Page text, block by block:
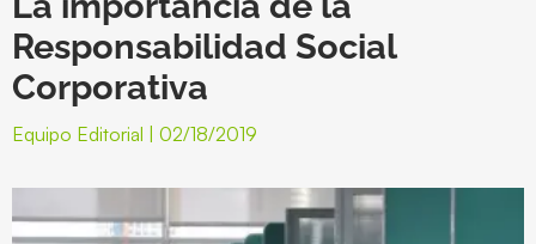
Responsabilidad Social
Corporativa
Equipo Editorial 02/18/2019